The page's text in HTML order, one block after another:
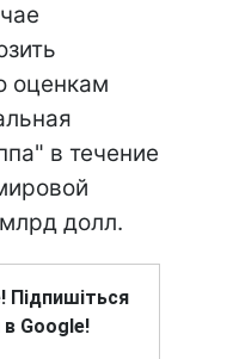
оценкам
в течение
долл.
Підпишіться
в Google!